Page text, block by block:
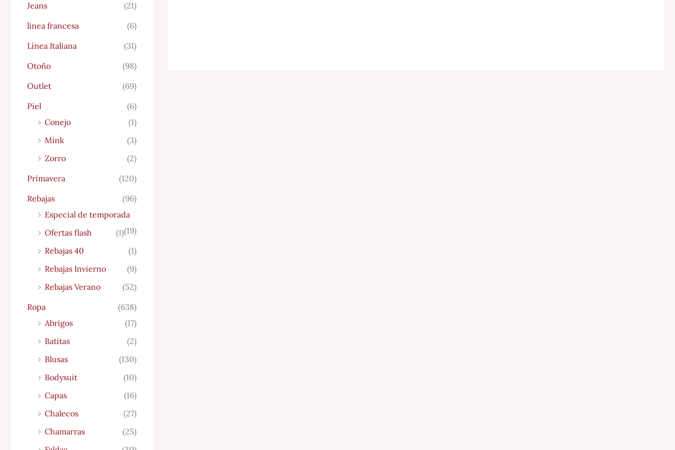
Jeans
(21)
linea francesa
(6)
Línea Italiana
(31)
Otoño
(98)
Outlet
(69)
Piel
(6)
Conejo
(1)
Mink
(3)
Zorro
(2)
Primavera
(120)
Rebajas
(96)
Especial de temporada
(19)
Ofertas flash
(1)
Rebajas 40
(1)
Rebajas Invierno
(9)
Rebajas Verano
(52)
Ropa
(638)
Abrigos
(17)
Batitas
(2)
Blusas
(130)
Bodysuit
(10)
Capas
(16)
Chalecos
(27)
Chamarras
(25)